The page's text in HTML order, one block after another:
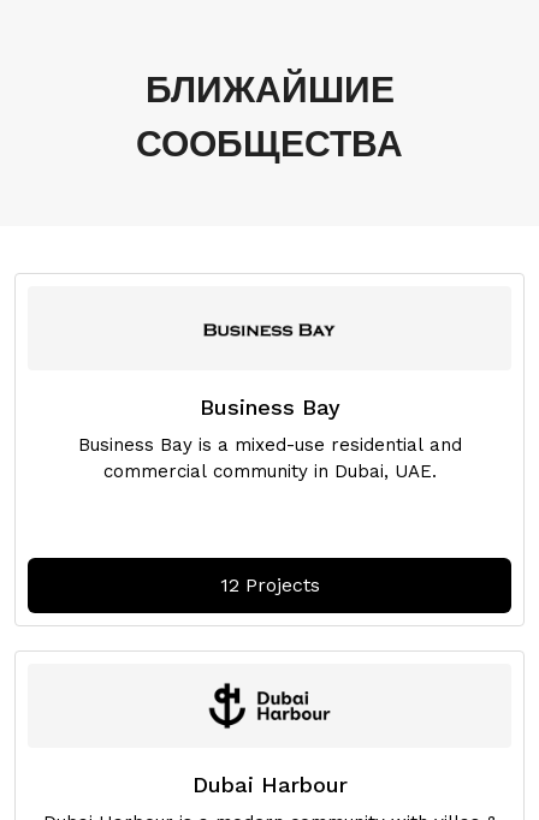
БЛИЖАЙШИЕ
СООБЩЕСТВА
Business Bay
Business Bay is a mixed-use residential and
commercial community in Dubai, UAE.
12 Projects
Dubai Harbour